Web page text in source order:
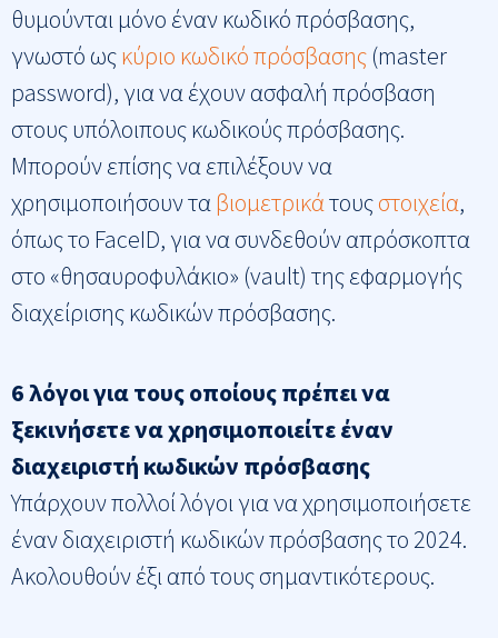
θυμούνται μόνο έναν κωδικό πρόσβασης,
γνωστό ωςκύριο κωδικό πρόσβασης (master
password), για να έχουν ασφαλή πρόσβαση
στους υπόλοιπους κωδικούς πρόσβασης.
Μπορούν επίσης να επιλέξουν να
χρησιμοποιήσουν τα βιομετρικάτουςστοιχεία,
όπως το FaceID, για να συνδεθούν απρόσκοπτα
στο «θησαυροφυλάκιο» (vault) της εφαρμογής
διαχείρισης κωδικών πρόσβασης.
6 λόγοι για τους οποίους πρέπει να
ξεκινήσετε να χρησιμοποιείτε έναν
διαχειριστή κωδικών πρόσβασης
Υπάρχουν πολλοί λόγοι για να χρησιμοποιήσετε
έναν διαχειριστή κωδικών πρόσβασης το 2024.
Ακολουθούν έξι από τους σημαντικότερους.